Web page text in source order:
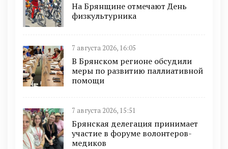
На Брянщине отмечают День
физкультурника
7 августа 2026, 16:05
В Брянском регионе обсудили
меры по развитию паллиативной
помощи
7 августа 2026, 15:51
Брянская делегация принимает
участие в форуме волонтеров-
медиков